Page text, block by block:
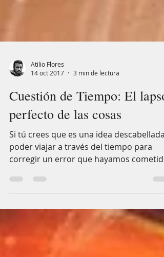
14 oct 2017
3 min de lectura
Cuestión de Tiempo: El lapso
perfecto de las cosas
Si tú crees que es una idea descabellada
poder viajar a través del tiempo para
corregir un error que hayamos